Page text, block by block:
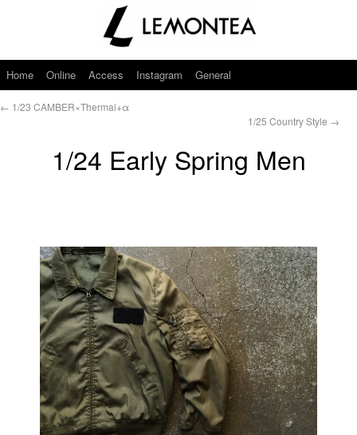
Home Online Access Instagram General
← 1/23 CAMBER×Thermal+α
1/25 Country Style →
1/24 Early Spring Men